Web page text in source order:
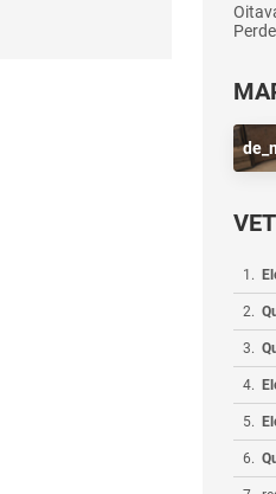
1 .
2.
3.
4.
5.
6.